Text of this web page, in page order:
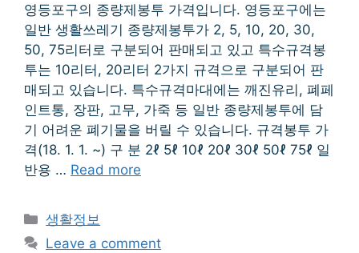
영등포구의 종량제봉투 가격입니다. 영등포구에는
일반 생활쓰레기 종량제봉투가 2, 5, 10, 20, 30,
50, 75리터로 구분되어 판매되고 있고 특수규격봉
투는 10리터, 20리터 2가지 규격으로 구분되어 판
매되고 있습니다. 특수규격마대에는 깨진유리, 폐페
인트통, 장판, 고무, 가죽 등 일반 종량제봉투에 담
기 어려운 폐기물을 버릴 수 있습니다. 규격봉투 가
격(18. 1. 1. ~) 구 분 2ℓ 5ℓ 10ℓ 20ℓ 30ℓ 50ℓ 75ℓ 일
반용 … Read more
Categories
생활정보
Leave a comment